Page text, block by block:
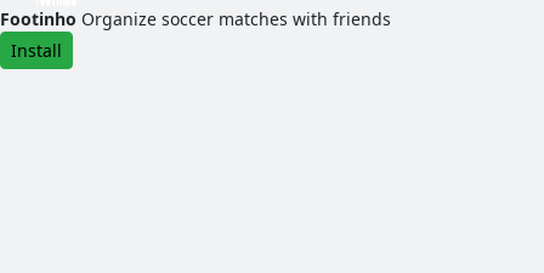
Footinho Organize soccer matches with friends
Install